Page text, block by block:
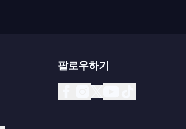
팔로우하기